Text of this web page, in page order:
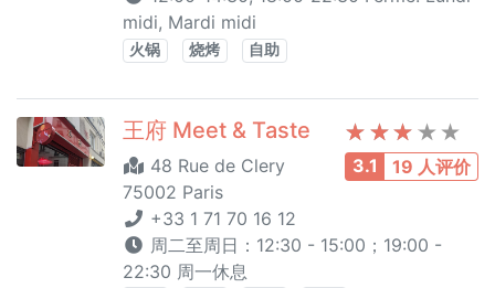
midi, Mardi midi
火锅 烧烤 自助
3.1 19 人评价
王府 Meet & Taste
48 Rue de Clery
75002 Paris
+33 1 71 70 16 12
周二至周日：12:30 - 15:00；19:00 -
22:30 周一休息